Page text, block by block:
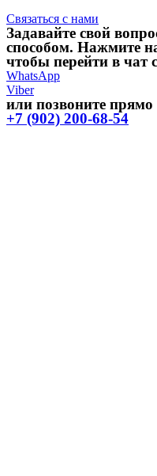
Связаться с нами
Задавайте свой
способом. Нажмите
чтобы перейти в чат
WhatsApp
Viber
или позвоните прямо
+7 (902) 200-68-54